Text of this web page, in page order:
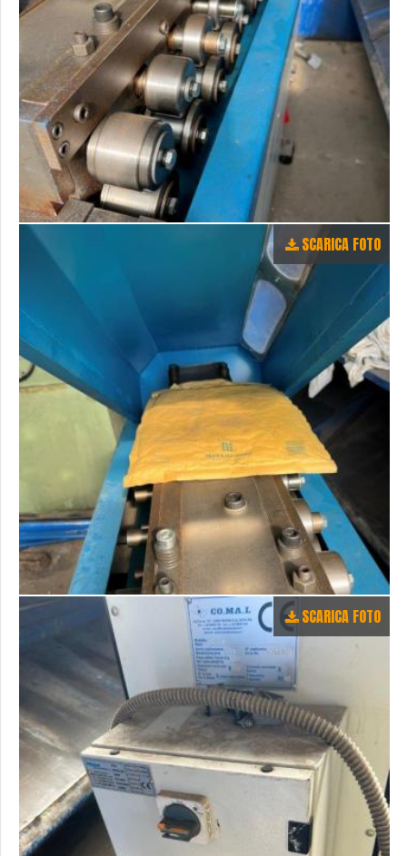
SCARICA FOTO
SCARICA FOTO